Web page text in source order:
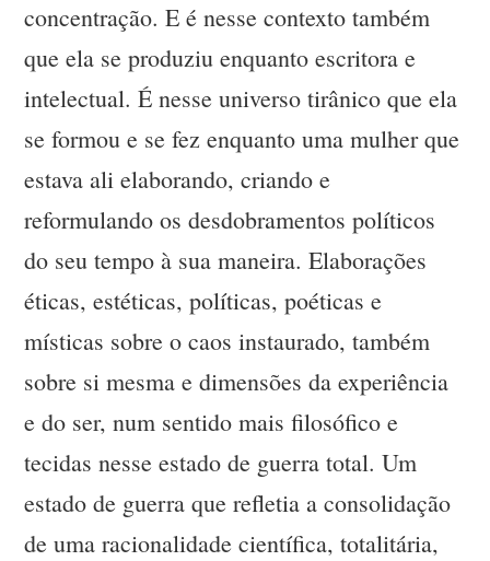
concentração. E é nesse contexto também
que ela se produziu enquanto escritora e
intelectual. É nesse universo tirânico que ela
se formou e se fez enquanto uma mulher que
estava ali elaborando, criando e
reformulando os desdobramentos políticos
do seu tempo à sua maneira. Elaborações
éticas, estéticas, políticas, poéticas e
místicas sobre o caos instaurado, também
sobre si mesma e dimensões da experiência
e do ser, num sentido mais filosófico e
tecidas nesse estado de guerra total. Um
estado de guerra que refletia a consolidação
de uma racionalidade científica, totalitária,